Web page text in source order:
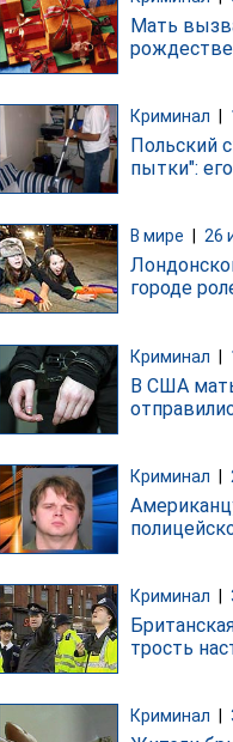
Мать
Криминал
Польский
пытки":
В мире 26
городе
Криминал |
В США
Криминал
Криминал
трость
Криминал